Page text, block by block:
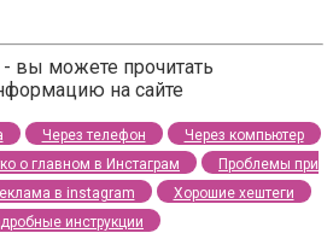
вы можете прочитать
на сайте
Через телефон
Через компьютер
о главном в Инстаграм
Проблемы при
в instagram
Хорошие хештеги
инструкции